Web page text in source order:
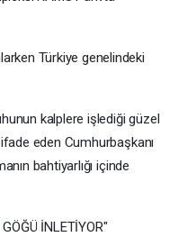
Türkiye genelindeki
kalplere işlediği güzel
eden Cumhurbaşkanı
bahtiyarlığı içinde
İNLETİYOR"